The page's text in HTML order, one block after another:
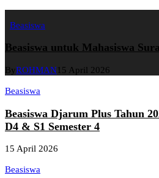
Beasiswa
Beasiswa untuk Mahasiswa
ByROHMAN15 April 2026
Beasiswa
Beasiswa Djarum Plus Tahun
D4 & S1 Semester 4
15 April 2026
Beasiswa